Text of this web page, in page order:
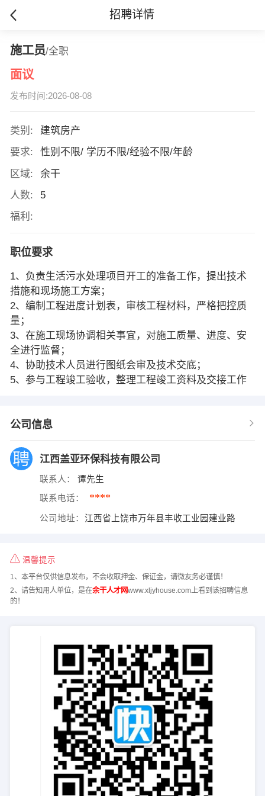
招聘详情
施工员/全职
面议
发布时间:2026-08-08
类别:
建筑房产
要求:
性别不限/ 学历不限/经验不限/年龄
区域:
余干
人数:
5
福利:
职位要求
1、负责生活污水处理项目开工的准备工作，提出技术
措施和现场施工方案；
2、编制工程进度计划表，审核工程材料，严格把控质
量；
3、在施工现场协调相关事宜，对施工质量、进度、安
全进行监督；
4、协助技术人员进行图纸会审及技术交底；
5、参与工程竣工验收，整理工程竣工资料及交接工作
公司信息
江西盖亚环保科技有限公司
联系人： 谭先生
联系电话： ****
公司地址： 江西省上饶市万年县丰收工业园建业路
温馨提示
1、本平台仅供信息发布，不会收取押金、保证金，请微友务必谨慎！
2、请告知用人单位，是在余干人才网www.xljyhouse.com上看到该招聘信息
的！